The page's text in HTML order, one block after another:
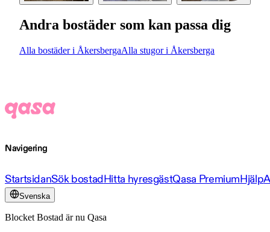
Andra bostäder som kan passa dig
Alla bostäder i ÅkersbergaAlla stugor i Åkersberga
Navigering
StartsidanSök bostadHitta hyresgästQasa PremiumHjälp
Svenska
Blocket Bostad är nu Qasa